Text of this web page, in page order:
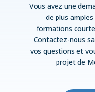
Vous avez une
de plus
formations
Contactez-nous
vos questions et
projet de